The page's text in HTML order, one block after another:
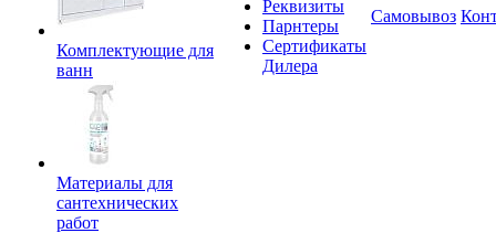
Комплектующие для
ванн
Материалы для
сантехнических
работ
Реквизиты
Парнтеры
Сертификаты
Дилера
Самовывоз